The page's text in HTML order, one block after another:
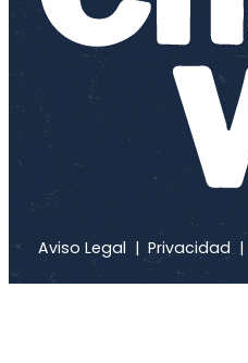
Aviso Legal | Privacidad |